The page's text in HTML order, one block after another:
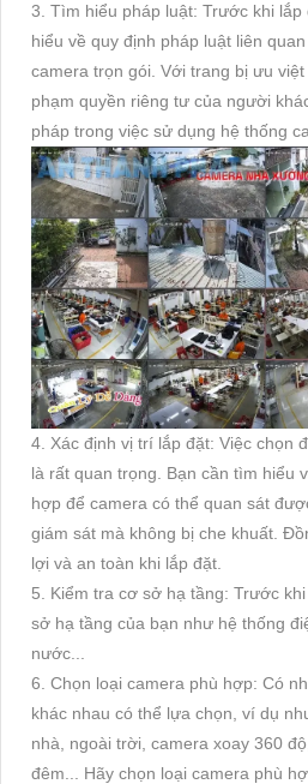
3. Tìm hiểu pháp luật: Trước khi
hiểu về quy định pháp luật liên
camera trọn gói. Với trang bị ưu
phạm quyền riêng tư của người
pháp trong việc sử dụng hệ thống
4. Xác định vị trí lắp đặt: Việc chọn
là rất quan trọng. Bạn cần tìm hiểu
hợp để camera có thể quan sát
giám sát mà không bị che khuất.
lợi và an toàn khi lắp đặt.
5. Kiểm tra cơ sở hạ tầng: Trước
sở hạ tầng của bạn như hệ thống
nước...
6. Chọn loại camera phù hợp: Có
khác nhau có thể lựa chọn, ví dụ
nhà, ngoài trời, camera xoay 360
đêm... Hãy chọn loại camera phù